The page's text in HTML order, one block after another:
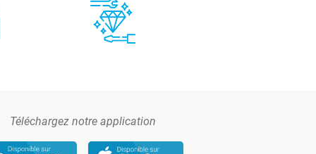
Téléchargez notre application